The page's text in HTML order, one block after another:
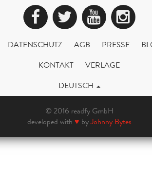
Facebook
Twitter
DATENSCHUTZ AGB PRESSE
KONTAKT
VERLAGE
DEUTSCH
© 2016 readfy GmbH
developed with ♥ byJohnny Bytes